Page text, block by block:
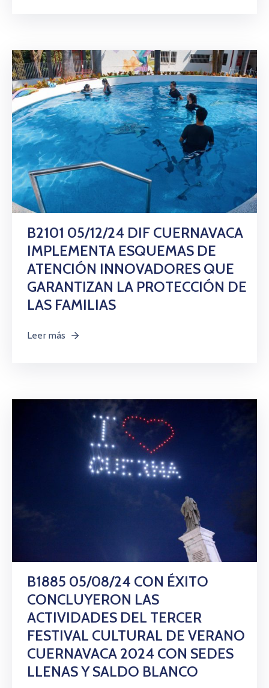
B2101 05/12/24 DIF CUERNAVACA
IMPLEMENTA ESQUEMAS DE
ATENCIÓN INNOVADORES QUE
GARANTIZAN LA PROTECCIÓN DE
LAS FAMILIAS
Leer más
B1885 05/08/24 CON ÉXITO
CONCLUYERON LAS
ACTIVIDADES DEL TERCER
FESTIVAL CULTURAL DE VERANO
CUERNAVACA 2024 CON SEDES
LLENAS Y SALDO BLANCO